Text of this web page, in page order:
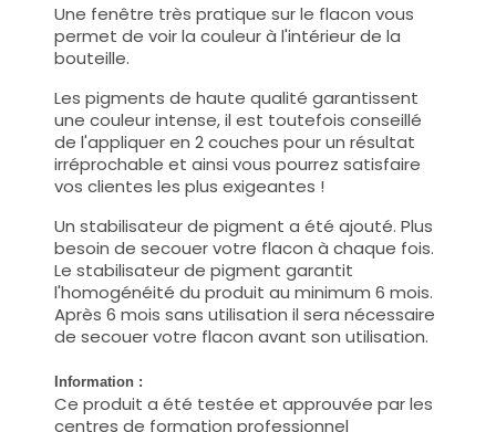
Une fenêtre très pratique sur le flacon vous
permet de voir la couleur à l'intérieur de la
bouteille.
Les pigments de haute qualité garantissent
une couleur intense, il est toutefois conseillé
de l'appliquer en 2 couches pour un résultat
irréprochable et ainsi vous pourrez satisfaire
vos clientes les plus exigeantes !
Un stabilisateur de pigment a été ajouté. Plus
besoin de secouer votre flacon à chaque fois.
Le stabilisateur de pigment garantit
l'homogénéité du produit au minimum 6 mois.
Après 6 mois sans utilisation il sera nécessaire
de secouer votre flacon avant son utilisation.
Information :
Ce produit a été testée et approuvée par les
centres de formation professionnel